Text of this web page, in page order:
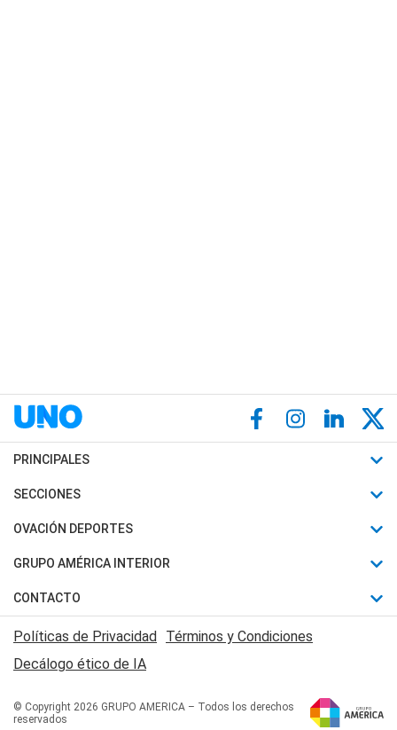
PRINCIPALES
Últimas Noticias
Política
Judiciales
Economia
SECCIONES
Horóscopo
Motores
Trucos caseros
Series y Películas
Edictos y Solicitadas
OVACIÓN DEPORTES
Fútbol
Mundial
Automovilismo
Rugby
Básquet
GRUPO AMÉRICA INTERIOR
Canal 7 en Vivo
San Juan 8
CONTACTO
Acerca de Nosotros
Contactanos
Políticas de Privacidad Términos y Condiciones
Decálogo ético de IA
© Copyright 2026 GRUPO AMERICA – Todos los derechos
reservados